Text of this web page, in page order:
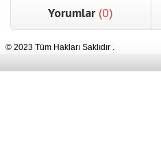
Yorumlar (0)
© 2023 Tüm Hakları Saklıdır .